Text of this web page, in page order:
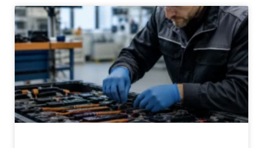
Pagina PaginaPaginaPaginaPagina